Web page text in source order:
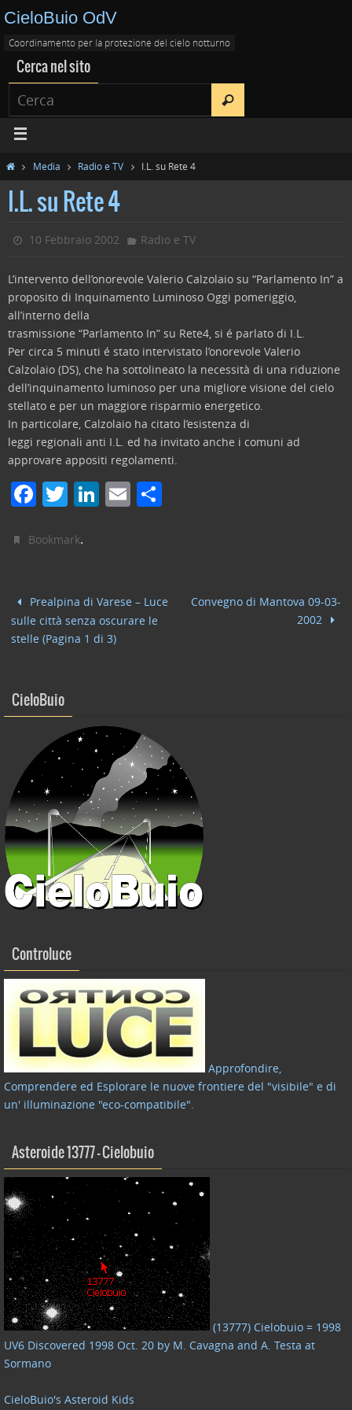
CieloBuio OdV
Coordinamento per la protezione del cielo notturno
Cerca nel sito
Media Radio e TV I.L. su Rete 4
I.L. su Rete 4
10 Febbraio 2002 Radio e TV
L’intervento dell’onorevole Valerio Calzolaio su “Parlamento In” a
proposito di Inquinamento Luminoso Oggi pomeriggio,
all’interno della
trasmissione “Parlamento In” su Rete4, si é parlato di I.L.
Per circa 5 minuti é stato intervistato l’onorevole Valerio
Calzolaio (DS), che ha sottolineato la necessità di una riduzione
dell’inquinamento luminoso per una migliore visione del cielo
stellato e per un maggiore risparmio energetico.
In particolare, Calzolaio ha citato l’esistenza di
leggi regionali anti I.L. ed ha invitato anche i comuni ad
approvare appositi regolamenti.
F
c
b
o
o
T
itt
Li
dI
n
E
vi
Bookmark.
Prealpina di Varese – Luce
sulle città senza oscurare le
stelle (Pagina 1 di 3)
Convegno di Mantova 09-03-
2002
CieloBuio
Controluce
Approfondire,
Comprendere ed Esplorare le nuove frontiere del "visibile" e di
un' illuminazione "eco-compatibile".
Asteroide 13777 – Cielobuio
(13777) Cielobuio = 1998
UV6 Discovered 1998 Oct. 20 by M. Cavagna and A. Testa at
Sormano
CieloBuio's Asteroid Kids